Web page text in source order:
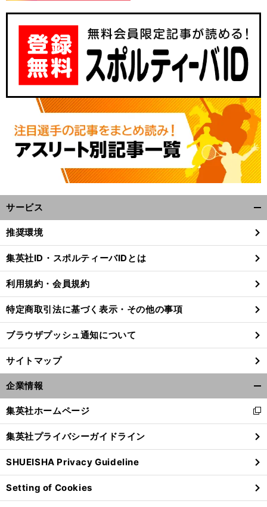
「
名
門の灯を消すわけにはいかない 」
PL出身独立リーガーの尽きない想い
サービス
閉
る
推奨環境
集英社ID・スポルティーバIDとは
利用規約・会員規約
特定商取引法に基づく表示・その他の事項
ブラウザプッシュ通知について
サイトマップ
企業情報
閉
る
集英社ホームページ
新
し
い
ウ
ィ
ン
ド
ウ
集英社プライバシーガイドライン
SHUEISHA Privacy Guideline
Setting of Cookies